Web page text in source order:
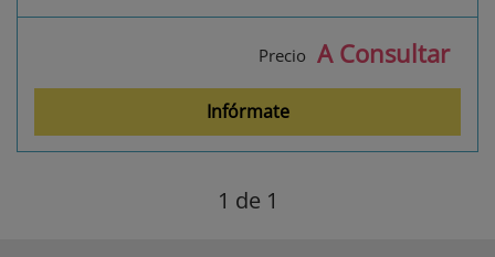
Precio A Consultar
Infórmate
1 de 1